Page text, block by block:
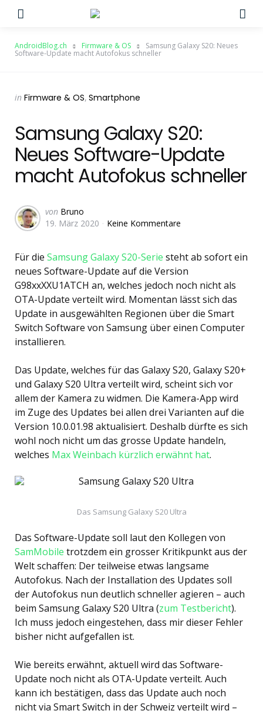
AndroidBlog.ch Firmware & OS Samsung Galaxy S20: Neues
Software-Update macht Autofokus schneller
Categories
Posted
in Firmware & OS Smartphone
Samsung Galaxy S20:
Neues Software-Update
macht Autofokus schneller
Geschrieben
von
von Bruno
19. März 2020
Keine Kommentare
Für die Samsung Galaxy S20-Serie steht ab sofort ein
neues Software-Update auf die Version
G98xxXXU1ATCH an, welches jedoch noch nicht als
OTA-Update verteilt wird. Momentan lässt sich das
Update in ausgewählten Regionen über die Smart
Switch Software von Samsung über einen Computer
installieren.
Das Update, welches für das Galaxy S20, Galaxy S20+
und Galaxy S20 Ultra verteilt wird, scheint sich vor
allem der Kamera zu widmen. Die Kamera-App wird
im Zuge des Updates bei allen drei Varianten auf die
Version 10.0.01.98 aktualisiert. Deshalb dürfte es sich
wohl noch nicht um das grosse Update handeln,
welches Max Weinbach kürzlich erwähnt hat.
Das Samsung Galaxy S20 Ultra
Das Software-Update soll laut den Kollegen von
SamMobile trotzdem ein grosser Kritikpunkt aus der
Welt schaffen: Der teilweise etwas langsame
Autofokus. Nach der Installation des Updates soll
der Autofokus nun deutlich schneller agieren – auch
beim Samsung Galaxy S20 Ultra (zum Testbericht).
Ich muss jedoch eingestehen, dass mir dieser Fehler
bisher nicht aufgefallen ist.
Wie bereits erwähnt, aktuell wird das Software-
Update noch nicht als OTA-Update verteilt. Auch
kann ich bestätigen, dass das Update auch noch
nicht via Smart Switch in der Schweiz verteilt wird –